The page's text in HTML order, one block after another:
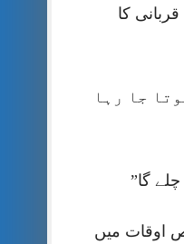
کا
جا رہا
گا”
اوقات میں